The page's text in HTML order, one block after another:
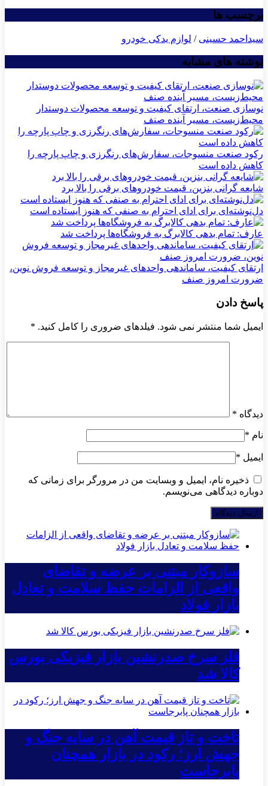
برچسب ها
سیداحمد حسینی / لوازم یدکی خودرو
نوشته های مشابه
نوسازی صنعت، ارتقای کیفیت و توسعه محصولات دوستدار
محیط‌زیست، مسیر آینده صنف
رکود صنعت منسوجات، سفارش‌های رنگرزی و چاپ پارچه را
کاهش داده است
شایعه گرانی بنزین، قیمت خودروهای برقی را بالا برد
دل‌نوشته‌ای برای ادای احترام به صنفی که هنوز ایستاده است
عارف: تمام بدهی کالابرگ به فروشگاه‌ها پرداخت شد
ارتقای کیفیت، ساماندهی واحدهای غیرمجاز و توسعه فروش نوین،
ضرورت امروز صنف
پاسخ دادن
ایمیل شما منتشر نمی شود. فیلدهای ضروری را کامل کنید. *
دیدگاه *
نام *
ایمیل *
ذخیره نام، ایمیل و وبسایت من در مرورگر برای زمانی که
دوباره دیدگاهی می‌نویسم.
سازوکار مبتنی بر عرضه و تقاضای
واقعی از الزامات حفظ سلامت و تعادل
بازار فولاد
فلز سرخ صدرنشین بازار فیزیکی بورس
کالا شد
تاخت و تاز قیمت آهن در سایه جنگ و
جهش ارز؛ رکود در بازار همچنان
پابرجاست